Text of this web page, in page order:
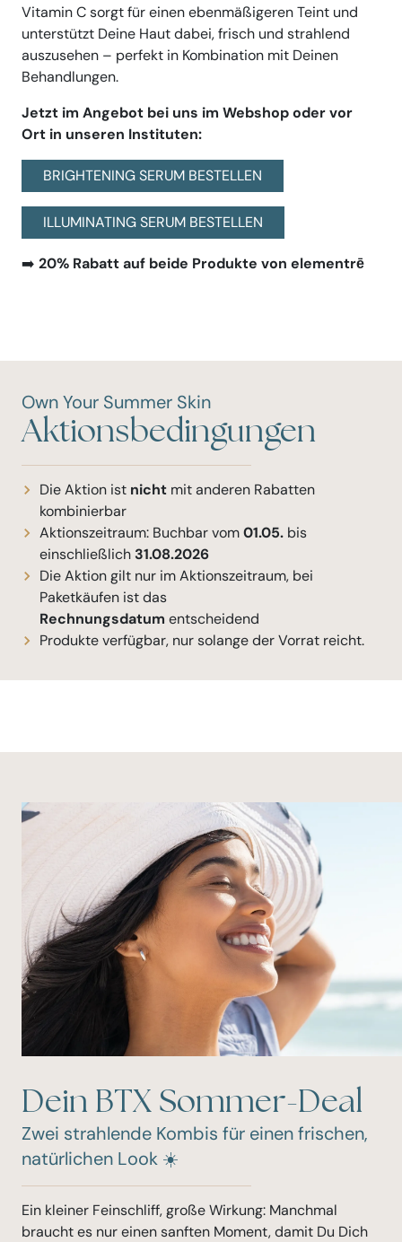
Vitamin C sorgt für einen ebenmäßigeren Teint und
unterstützt Deine Haut dabei, frisch und strahlend
auszusehen – perfekt in Kombination mit Deinen
Behandlungen.
Jetzt im Angebot bei uns im Webshop oder vor
Ort in unseren Instituten:
BRIGHTENING SERUM BESTELLEN
ILLUMINATING SERUM BESTELLEN
➡️ 20% Rabatt auf beide Produkte von elementrē
Own Your Summer Skin
Aktionsbedingungen
Die Aktion ist nicht mit anderen Rabatten
kombinierbar
Aktionszeitraum: Buchbar vom01.05. bis
einschließlich 31.08.2026
Die Aktion gilt nur im Aktionszeitraum, bei
Paketkäufen ist das
Rechnungsdatum entscheidend
Produkte verfügbar, nur solange der Vorrat reicht.
Dein BTX Sommer-Deal
Zwei strahlende Kombis für einen frischen,
natürlichen Look ☀️
Ein kleiner Feinschliff, große Wirkung: Manchmal
braucht es nur einen sanften Moment, damit Du Dich